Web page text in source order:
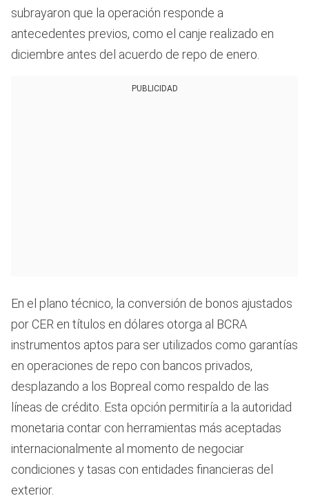
subrayaron que la operación responde a
antecedentes previos, como el canje realizado en
diciembre antes del acuerdo de repo de enero.
PUBLICIDAD
En el plano técnico, la conversión de bonos ajustados
por CER en títulos en dólares otorga al BCRA
instrumentos aptos para ser utilizados como garantías
en operaciones de repo con bancos privados,
desplazando a los Bopreal como respaldo de las
líneas de crédito. Esta opción permitiría a la autoridad
monetaria contar con herramientas más aceptadas
internacionalmente al momento de negociar
condiciones y tasas con entidades financieras del
exterior.